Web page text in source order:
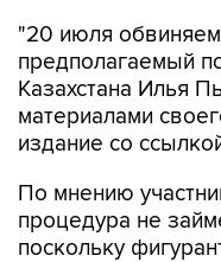
"20 июля
предполагаемый
Казахстана Илья
материалами
издание со
По мнению
процедура не
поскольку